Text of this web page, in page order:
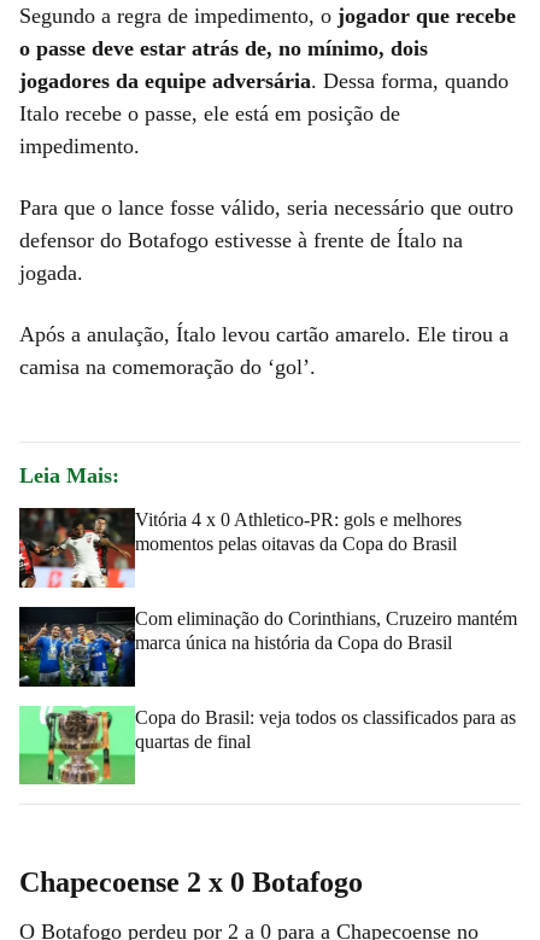
Segundo a regra de impedimento, o jogador que recebe
o passe deve estar atrás de, no mínimo, dois
jogadores da equipe adversária. Dessa forma, quando
Italo recebe o passe, ele está em posição de
impedimento.
Para que o lance fosse válido, seria necessário que outro
defensor do Botafogo estivesse à frente de Ítalo na
jogada.
Após a anulação, Ítalo levou cartão amarelo. Ele tirou a
camisa na comemoração do ‘gol’.
Leia Mais:
Vitória 4 x 0 Athletico-PR: gols e melhores
momentos pelas oitavas da Copa do Brasil
Com eliminação do Corinthians, Cruzeiro mantém
marca única na história da Copa do Brasil
Copa do Brasil: veja todos os classificados para as
quartas de final
Chapecoense 2 x 0 Botafogo
O Botafogo perdeu por 2 a 0 para a Chapecoense no